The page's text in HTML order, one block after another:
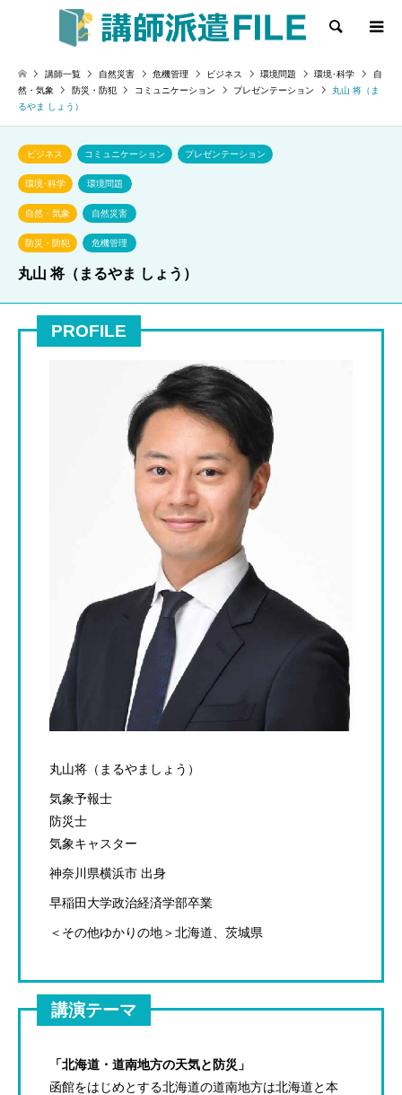
検索
講師一覧 自然災害 危機管理 ビジネス 環境問題 環境･科学
自
然・気象
防災・防犯 コミュニケーション プレゼンテーション
丸山 将（ま
るやま しょう）
ビジネス コミュニケーション プレゼンテーション
環境･科学 環境問題
自然・気象 自然災害
防災・防犯 危機管理
丸山 将（まるやま しょう）
PROFILE
丸山将（まるやましょう）
気象予報士
防災士
気象キャスター
神奈川県横浜市 出身
早稲田大学政治経済学部卒業
＜その他ゆかりの地＞北海道、茨城県
講演テーマ
「北海道・道南地方の天気と防災」
函館をはじめとする北海道の道南地方は北海道と本